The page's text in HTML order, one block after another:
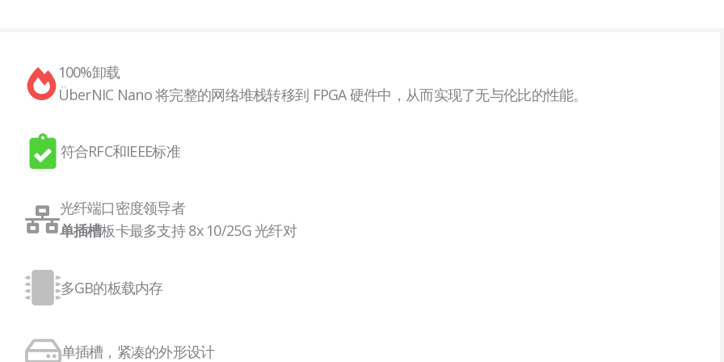
100%卸载
ÜberNIC Nano 将完整的网络堆栈转移到 FPGA 硬件中，从而实现了无与伦比的性能。
符合RFC和IEEE标准
光纤端口密度领导者
单插槽板卡最多支持 8x 10/25G 光纤对
多GB的板载内存
单插槽，紧凑的外形设计